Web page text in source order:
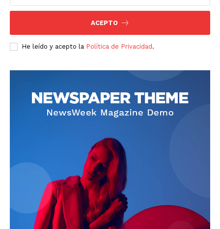
ACEPTO
He leído y acepto la Política de Privacidad .